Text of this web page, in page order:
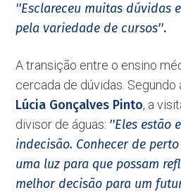
''Esclareceu muitas dúvidas
pela variedade de cursos''.
A transição entre o ensino
cercada de dúvidas. Segundo
Lúcia Gonçalves Pinto, a
divisor de águas: ''Eles estão
indecisão. Conhecer de
uma luz para que possam
melhor decisão para um